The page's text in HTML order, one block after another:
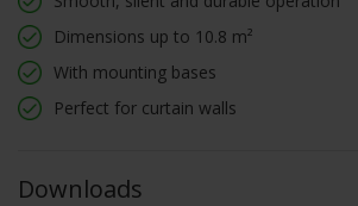
Dimensions up to 10.8 m²
With mounting bases
Perfect for curtain walls
Downloads